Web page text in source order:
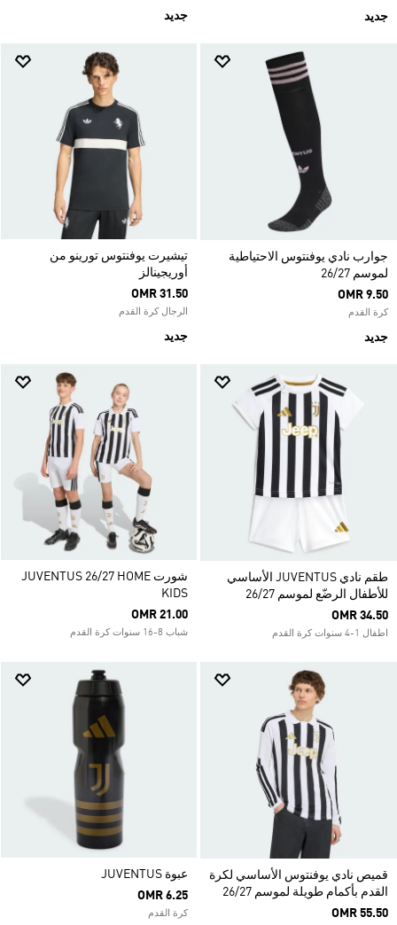
جديد جديد
جوارب نادي يوفنتوس الاحتياطية
لموسم 26/27
OMR 9.50
كرة القدم
جديد
تيشيرت يوفنتوس تورينو من
أوريجينالز
OMR 31.50
الرجال كرة القدم
جديد
طقم نادي JUVENTUS الأساسي
للأطفال الرضّع لموسم 26/27
OMR 34.50
اطفال 1-4 سنوات كرة القدم
شورت JUVENTUS 26/27 HOME
KIDS
OMR 21.00
شباب 8-16 سنوات كرة القدم
قميص نادي يوفنتوس الأساسي لكرة
القدم بأكمام طويلة لموسم 26/27
OMR 55.50
عبوة JUVENTUS
OMR 6.25
كرة القدم